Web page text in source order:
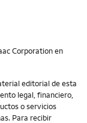
Corporation en
editorial de esta
legal, financiero,
o servicios
Para recibir